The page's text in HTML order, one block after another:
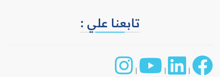
تابعنا علي :
|
|
|